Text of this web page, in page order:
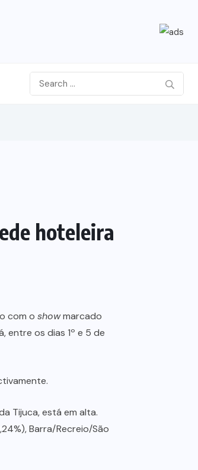
hoteleira
com o showmarcado
entre os dias 1º e 5 de
Tijuca, está em alta.
Barra/Recreio/São